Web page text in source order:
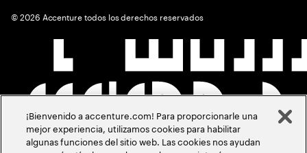
©2026 Accenture todos los derechos reservados
¡Bienvenido a accenture.com! Para proporcionarle una
mejor experiencia, utilizamos cookies para habilitar
algunas funciones del sitio web. Las cookies nos ayudan